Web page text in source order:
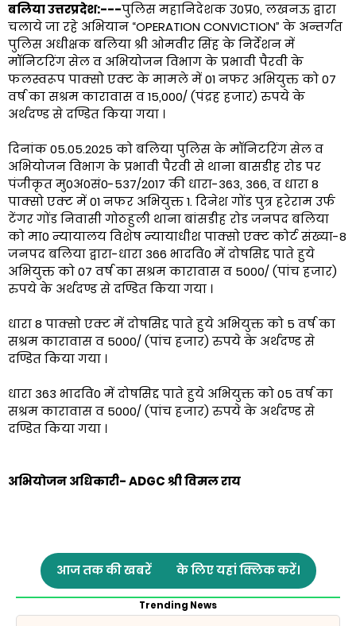
बलिया उत्तरप्रदेश:---पुलिस महानिदेशक उ0प्र0, लखनऊ द्वारा
चलाये जा रहे अभियान “OPERATION CONVICTION” के अन्तर्गत
पुलिस अधीक्षक बलिया श्री ओमवीर सिंह के निर्देशन में
मॉनिटरिंग सेल व अभियोजन विभाग के प्रभावी पैरवी के
फलस्वरूप पाक्सो एक्ट के मामले में 01 नफर अभियुक्त को 07
वर्ष का सश्रम कारावास व 15,000/ (पंद्रह हजार) रुपये के
अर्थदण्ड से दण्डित किया गया ।
दिनांक 05.05.2025 को बलिया पुलिस के मॉनिटरिंग सेल व
अभियोजन विभाग के प्रभावी पैरवी से थाना बासडीह रोड पर
पंजीकृत मु0अ0सं0-537/2017 की धारा-363, 366, व धारा 8
पाक्सो एक्ट में 01 नफर अभियुक्त 1. दिनेश गोंड पुत्र हरेराम उर्फ
टेंगर गोंड निवासी गोठहुली थाना बांसडीह रोड जनपद बलिया
को मा0 न्यायालय विशेष न्यायाधीश पाक्सो एक्ट कोर्ट संख्या-8
जनपद बलिया द्वारा-धारा 366 भादवि0 में दोषसिद्द पाते हुये
अभियुक्त को 07 वर्ष का सश्रम कारावास व 5000/ (पांच हजार)
रुपये के अर्थदण्ड से दण्डित किया गया ।
धारा 8 पाक्सो एक्ट में दोषसिद्द पाते हुये अभियुक्त को 5 वर्ष का
सश्रम कारावास व 5000/ (पांच हजार) रुपये के अर्थदण्ड से
दण्डित किया गया ।
धारा 363 भादवि0 में दोषसिद्द पाते हुये अभियुक्त को 05 वर्ष का
सश्रम कारावास व 5000/ (पांच हजार) रुपये के अर्थदण्ड से
दण्डित किया गया ।
अभियोजन अधिकारी- ADGC श्री विमल राय
आज तक की खबरें के लिए यहां क्लिक करें।
Trending News